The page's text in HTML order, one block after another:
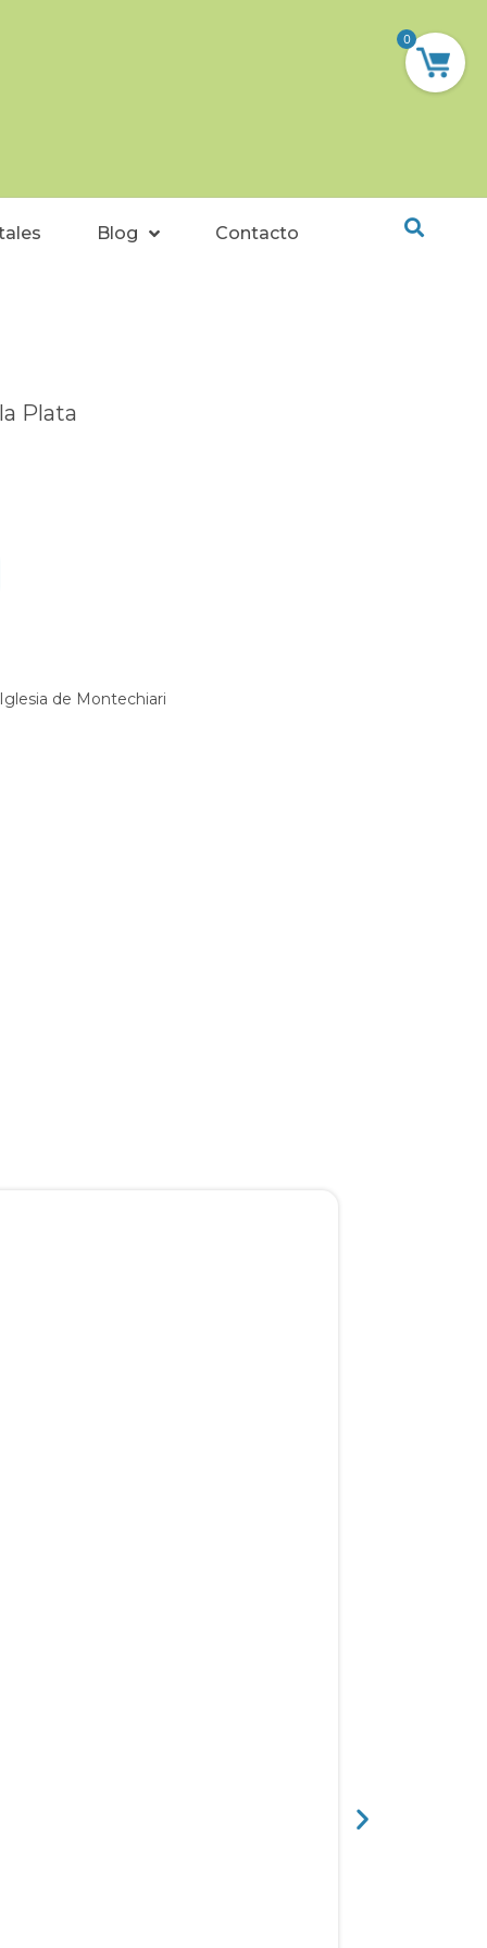
Blog Contacto
Plata
de Montechiari
0